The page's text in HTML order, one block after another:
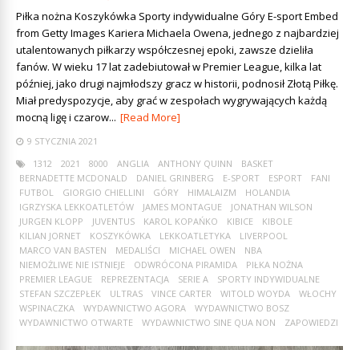
Piłka nożna Koszykówka Sporty indywidualne Góry E-sport Embed
from Getty Images Kariera Michaela Owena, jednego z najbardziej
utalentowanych piłkarzy współczesnej epoki, zawsze dzieliła
fanów. W wieku 17 lat zadebiutował w Premier League, kilka lat
później, jako drugi najmłodszy gracz w historii, podnosił Złotą Piłkę.
Miał predyspozycje, aby grać w zespołach wygrywających każdą
mocną ligę i czarow... [Read More]
9 STYCZNIA 2021
1312
2021 8000 ANGLIA ANTHONY QUINN
BASKET
BERNADETTE MCDONALD
DANIEL GRINBERG E-SPORT ESPORT
FANI
FUTBOL
GIORGIO CHIELLINI GÓRY HIMALAIZM
HOLANDIA
IGRZYSKA LEKKOATLETÓW
JAMES MONTAGUE
JONATHAN WILSON
JURGEN KLOPP
JUVENTUS KAROL KOPAŃKO KIBICE
KIBOLE
KILIAN JORNET
KOSZYKÓWKA LEKKOATLETYKA
LIVERPOOL
MARCO VAN BASTEN
MEDALIŚCI MICHAEL OWEN
NBA
NIEMOŻLIWE NIE ISTNIEJE
ODWRÓCONA PIRAMIDA
PIŁKA NOŻNA
PREMIER LEAGUE
REPREZENTACJA SERIE A
SPORTY INDYWIDUALNE
STEFAN SZCZEPŁEK
ULTRAS VINCE CARTER WITOLD WOYDA
WŁOCHY
WSPINACZKA
WYDAWNICTWO AGORA
WYDAWNICTWO BOSZ
WYDAWNICTWO OTWARTE
WYDAWNICTWO SINE QUA NON ZAPOWIEDZI